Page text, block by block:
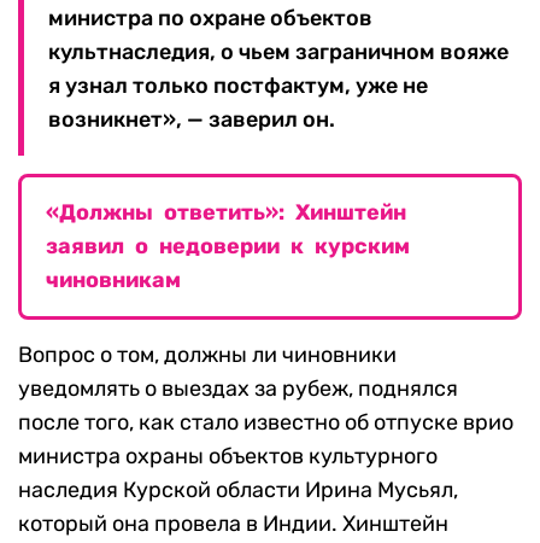
министра по охране объектов
культнаследия, о чьем заграничном вояже
я узнал только постфактум, уже не
возникнет», — заверил он.
«Должны ответить»: Хинштейн
заявил о недоверии к курским
чиновникам
Вопрос о том, должны ли чиновники
уведомлять о выездах за рубеж, поднялся
после того, как стало известно об отпуске врио
министра охраны объектов культурного
наследия Курской области Ирина Мусьял,
который она провела в Индии. Хинштейн